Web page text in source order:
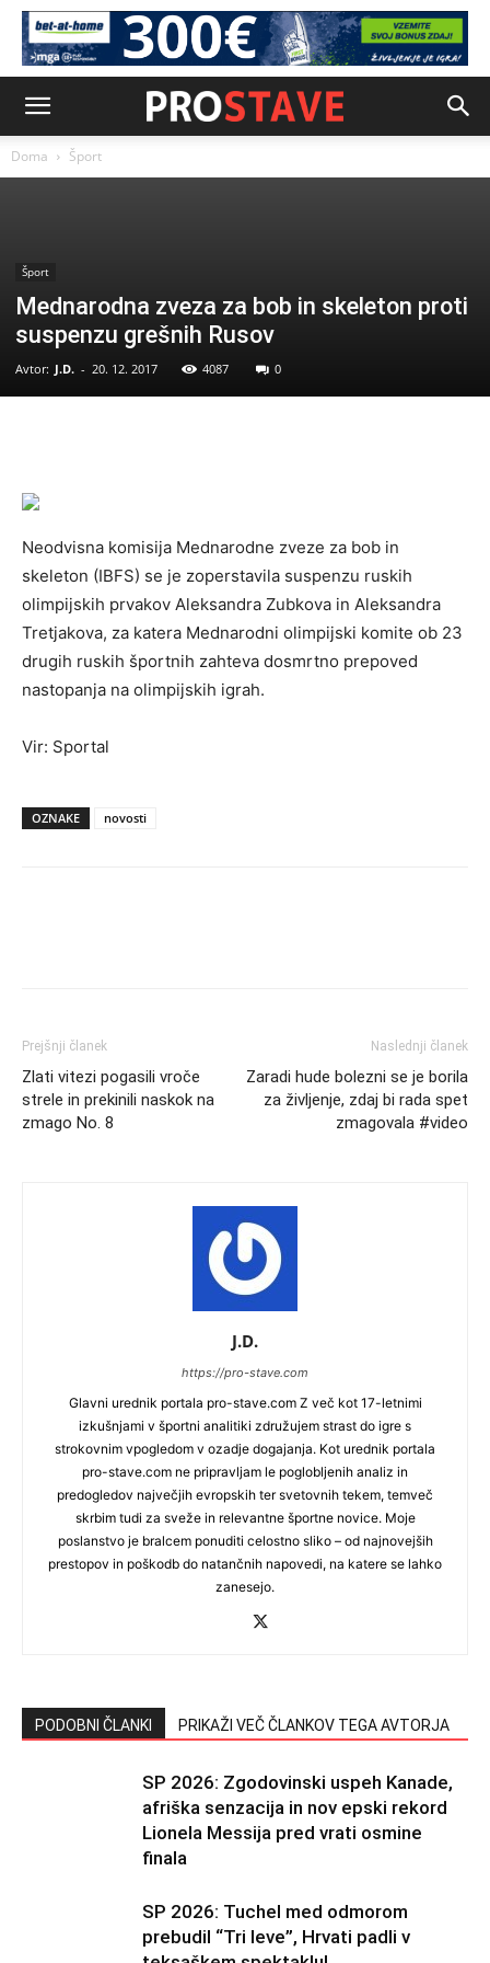
Doma Šport
Šport
Mednarodna zveza za bob in skeleton proti
suspenzu grešnih Rusov
Avtor: J.D. - 20. 12. 2017 4087 0
Neodvisna komisija Mednarodne zveze za bob in
skeleton (IBFS) se je zoperstavila suspenzu ruskih
olimpijskih prvakov Aleksandra Zubkova in Aleksandra
Tretjakova, za katera Mednarodni olimpijski komite ob 23
drugih ruskih športnih zahteva dosmrtno prepoved
nastopanja na olimpijskih igrah.
Vir: Sportal
OZNAKE novosti
Prejšnji članek
Zlati vitezi pogasili vroče
strele in prekinili naskok na
zmago No. 8
Naslednji članek
Zaradi hude bolezni se je borila
za življenje, zdaj bi rada spet
zmagovala #video
J.D.
https://pro-stave.com
Glavni urednik portala pro-stave.com Z več kot 17-letnimi
izkušnjami v športni analitiki združujem strast do igre s
strokovnim vpogledom v ozadje dogajanja. Kot urednik portala
pro-stave.com ne pripravljam le poglobljenih analiz in
predogledov največjih evropskih ter svetovnih tekem, temveč
skrbim tudi za sveže in relevantne športne novice. Moje
poslanstvo je bralcem ponuditi celostno sliko – od najnovejših
prestopov in poškodb do natančnih napovedi, na katere se lahko
zanesejo.
PODOBNI ČLANKI PRIKAŽI VEČ ČLANKOV TEGA AVTORJA
SP 2026: Zgodovinski uspeh Kanade,
afriška senzacija in nov epski rekord
Lionela Messija pred vrati osmine
finala
SP 2026: Tuchel med odmorom
prebudil “Tri leve”, Hrvati padli v